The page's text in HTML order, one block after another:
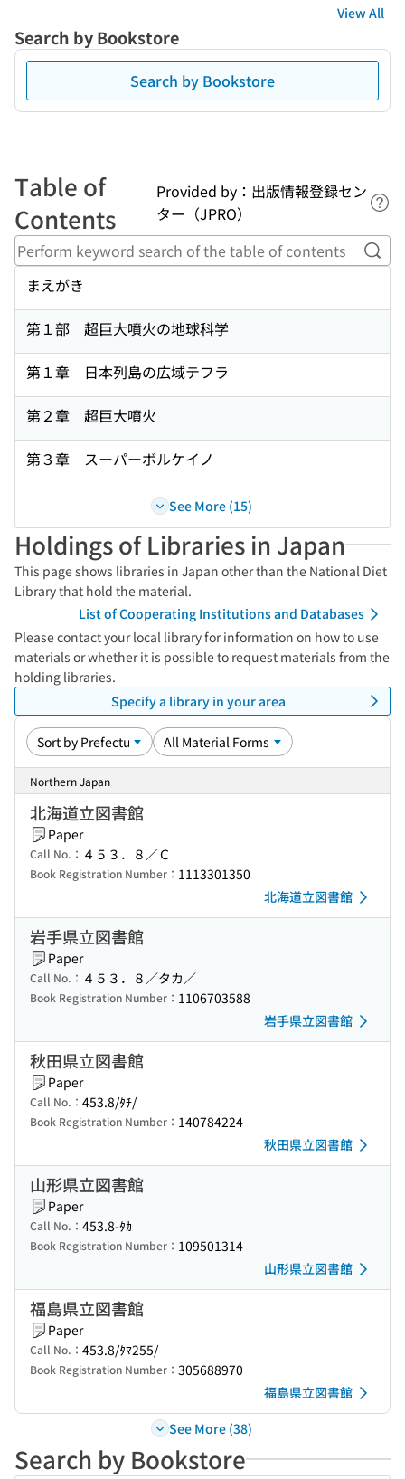
View All
Search by Bookstore
Search by Bookstore
Table of
Contents
Provided by：出版情報登録セン
ター（JPRO）
まえがき
第１部 超巨大噴火の地球科学
第１章 日本列島の広域テフラ
第２章 超巨大噴火
第３章 スーパーボルケイノ
See More (15)
Holdings of Libraries in Japan
This page shows libraries in Japan other than the National Diet
Library that hold the material.
List of Cooperating Institutions and Databases
Please contact your local library for information on how to use
materials or whether it is possible to request materials from the
holding libraries.
Specify a library in your area
Northern Japan
北海道立図書館
Paper
Call No.： ４５３．８／Ｃ
Book Registration Number： 1113301350
北海道立図書館
岩手県立図書館
Paper
Call No.： ４５３．８／タカ／
Book Registration Number： 1106703588
岩手県立図書館
秋田県立図書館
Paper
Call No.： 453.8/ﾀﾁ/
Book Registration Number： 140784224
秋田県立図書館
山形県立図書館
Paper
Call No.： 453.8-ﾀｶ
Book Registration Number： 109501314
山形県立図書館
福島県立図書館
Paper
Call No.： 453.8/ﾀﾏ255/
Book Registration Number： 305688970
福島県立図書館
See More (38)
Search by Bookstore